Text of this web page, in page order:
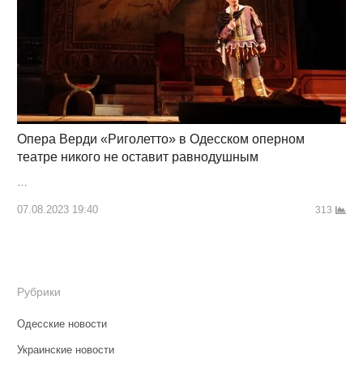
Опера Верди «Риголетто» в Одесском оперном
театре никого не оставит равнодушным
…
07.08.2023 19:40 313
Рубрики
Одесские новости
Украинские новости